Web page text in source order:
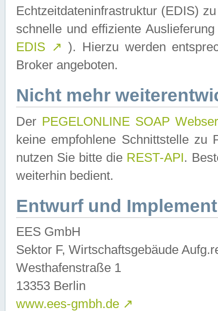
Echtzeitdateninfrastruktur (EDIS)
schnelle und effiziente
EDIS ↗ ). Hierzu werden
Broker angeboten.
Nicht mehr
Der PEGELONLINE SOAP
keine empfohlene Schnittstelle zu
nutzen Sie bitte die REST-API.
weiterhin bedient.
Entwurf und
EES GmbH
Sektor F, Wirtschaftsgebäude
Westhafenstraße 1
13353 Berlin
www.ees-gmbh.de ↗